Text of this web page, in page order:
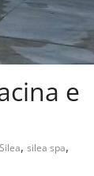
e
Silea, silea spa,